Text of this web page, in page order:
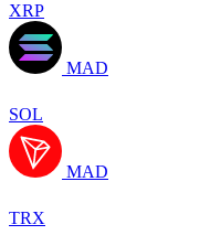
XRP
MAD
SOL
MAD
TRX